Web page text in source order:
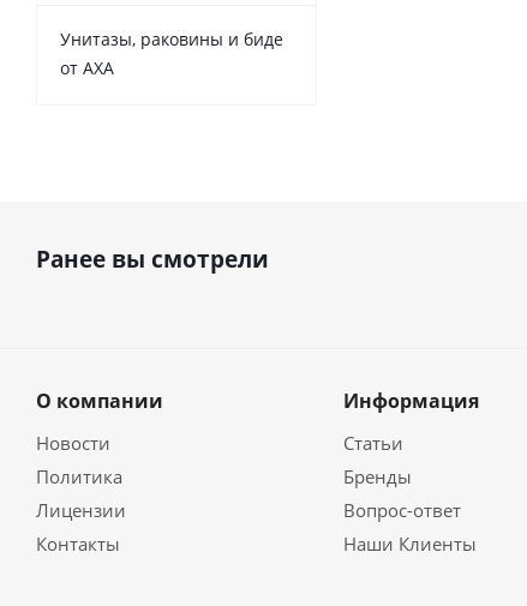
Унитазы, раковины и биде
от AXA
Ранее вы смотрели
О компании
Новости
Политика
Лицензии
Контакты
Информация
Статьи
Бренды
Вопрос-ответ
Наши Клиенты